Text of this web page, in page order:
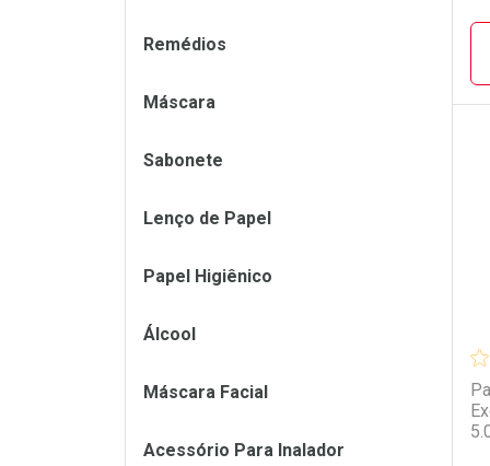
Remédios
Máscara
Sabonete
Lenço de Papel
Papel Higiênico
Álcool
Máscara Facial
Acessório Para Inalador